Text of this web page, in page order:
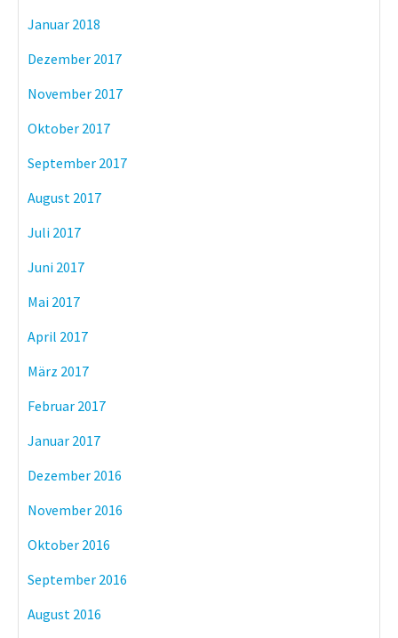
Januar 2018
Dezember 2017
November 2017
Oktober 2017
September 2017
August 2017
Juli 2017
Juni 2017
Mai 2017
April 2017
März 2017
Februar 2017
Januar 2017
Dezember 2016
November 2016
Oktober 2016
September 2016
August 2016